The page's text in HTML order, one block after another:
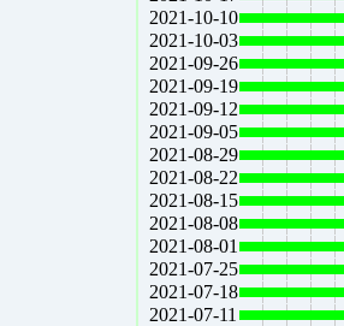
2021-10-10
2021-10-03
2021-09-26
2021-09-19
2021-09-12
2021-09-05
2021-08-29
2021-08-22
2021-08-15
2021-08-08
2021-08-01
2021-07-25
2021-07-18
2021-07-11